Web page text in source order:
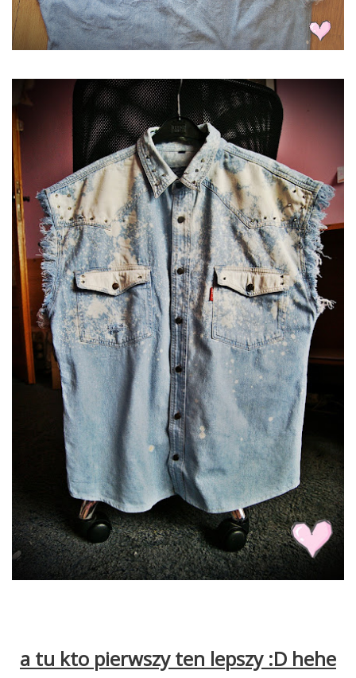
a tu kto pierwszy ten lepszy :D hehe